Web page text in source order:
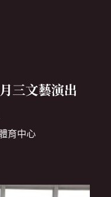
三文藝演出
育中心